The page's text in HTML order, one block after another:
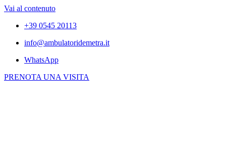
Vai al contenuto
+39 0545 20113
info@ambulatoridemetra.it
WhatsApp
PRENOTA UNA VISITA